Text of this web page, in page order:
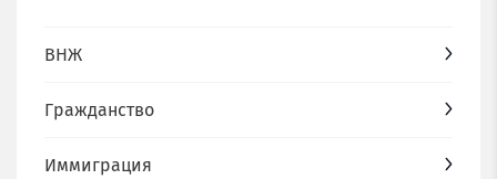
ВНЖ
Гражданство
Иммиграция